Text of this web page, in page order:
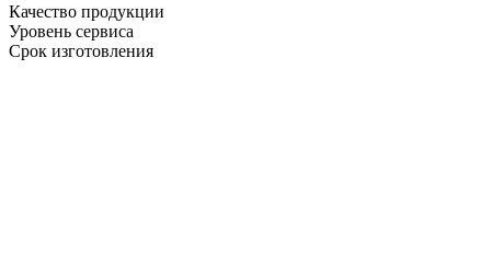
Качество продукции
Уровень сервиса
Срок изготовления